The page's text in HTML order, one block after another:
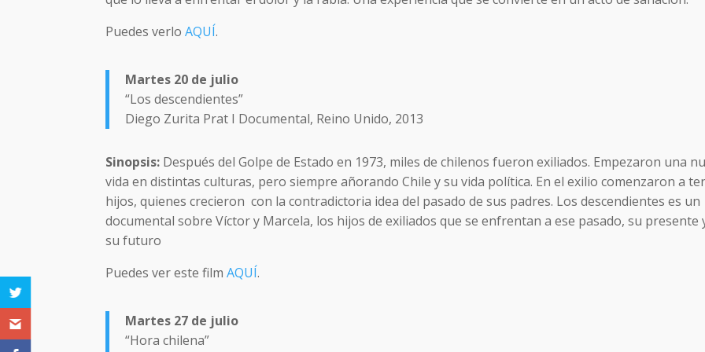
Puedes verloAQUÍ.
Martes 20 de julio
“Los descendientes”
Diego Zurita Prat I Documental, Reino Unido, 2013
Sinopsis: Después del Golpe de Estado en 1973, miles de chilenos fueron exiliados. Empezaron una
vida en distintas culturas, pero siempre añorando Chile y su vida política. En el exilio comenzaron a
hijos, quienes crecieron con la contradictoria idea del pasado de sus padres. Los descendientes es un
documental sobre Víctor y Marcela, los hijos de exiliados que se enfrentan a ese pasado, su presente
su futuro
Puedes ver este filmAQUÍ.
Martes 27 de julio
“Hora chilena”